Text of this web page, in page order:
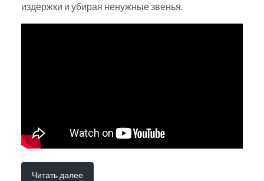
издержки и убирая ненужные звенья.
Читать далее